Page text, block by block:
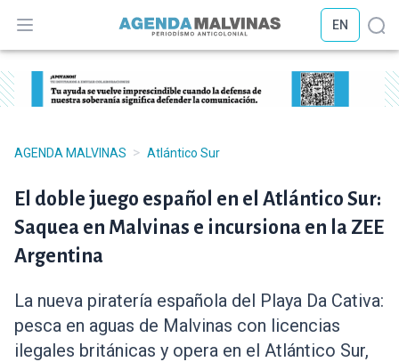
Abrir menú
EN
AGENDA MALVINAS > Atlántico Sur
El doble juego español en el Atlántico Sur:
Saquea en Malvinas e incursiona en la ZEE
Argentina
La nueva piratería española del Playa Da Cativa:
pesca en aguas de Malvinas con licencias
ilegales británicas y opera en el Atlántico Sur,